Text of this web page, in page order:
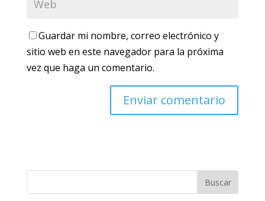
Guardar mi nombre, correo electrónico y
sitio web en este navegador para la próxima
vez que haga un comentario.